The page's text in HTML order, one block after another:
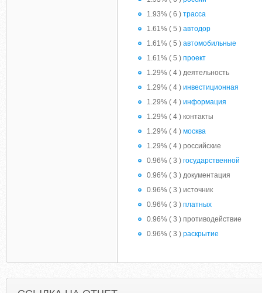
1.93% ( 6 ) трасса
1.61% ( 5 ) автодор
1.61% ( 5 ) автомобильные
1.61% ( 5 ) проект
1.29% ( 4 ) деятельность
1.29% ( 4 ) инвестиционная
1.29% ( 4 ) информация
1.29% ( 4 ) контакты
1.29% ( 4 ) москва
1.29% ( 4 ) российские
0.96% ( 3 ) государственной
0.96% ( 3 ) документация
0.96% ( 3 ) источник
0.96% ( 3 ) платных
0.96% ( 3 ) противодействие
0.96% ( 3 ) раскрытие